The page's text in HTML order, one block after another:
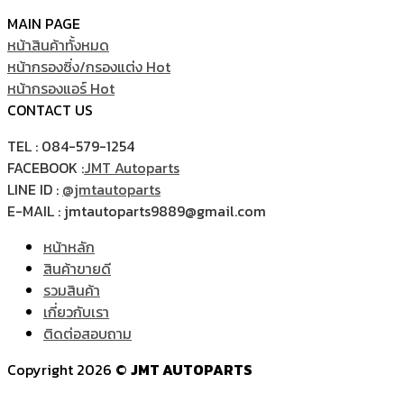
MAIN PAGE
หน้าสินค้าทั้งหมด
หน้ากรองซิ่ง/กรองแต่ง
หน้ากรองแอร์
CONTACT US
TEL : 084-579-1254
FACEBOOK :JMT Autoparts
LINE ID : @jmtautoparts
E-MAIL : jmtautoparts9889@gmail.com
หน้าหลัก
สินค้าขายดี
รวมสินค้า
เกี่ยวกับเรา
ติดต่อสอบถาม
Copyright 2026 © JMT AUTOPARTS